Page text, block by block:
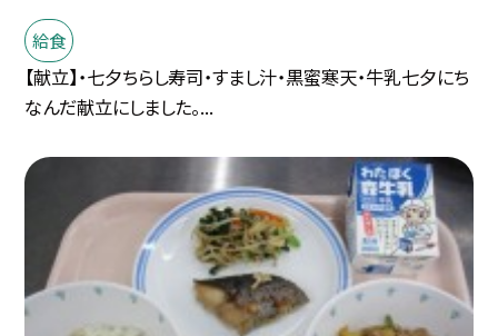
給食
【献立】・七夕ちらし寿司・すまし汁・黒蜜寒天・牛乳七夕にち
なんだ献立にしました。...